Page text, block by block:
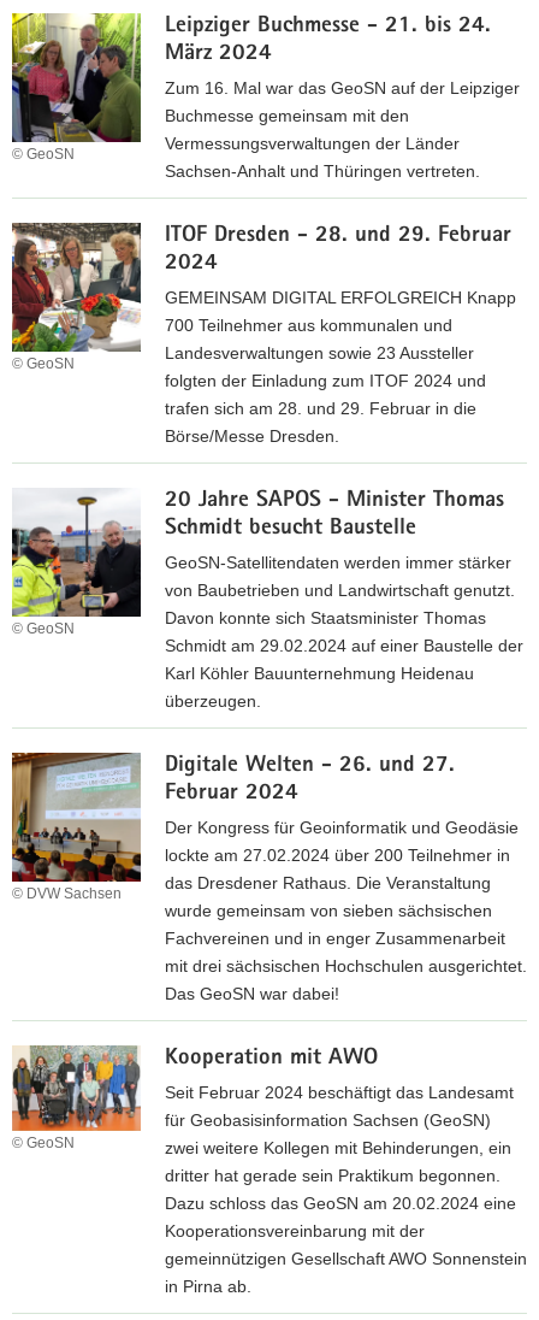
i
n
D
e
d
e
n
g
S
a
c
h
s
C
a
m
2
2
4
e
l
e
a
i
o
n
d
e
r
O
e
r
s
s
c
d
s
H
e
i
m
G
e
o
Leipziger Buchmesse - 21. bis 24.
März 2024
© GeoSN
Zum 16. Mal war das GeoSN auf der Leipziger
Buchmesse gemeinsam mit den
Vermessungsverwaltungen der Länder
Sachsen-Anhalt und Thüringen vertreten.
e
i
p
z
i
B
h
m
e
s
2
4
ITOF Dresden - 28. und 29. Februar
2024
© GeoSN
GEMEINSAM DIGITAL ERFOLGREICH Knapp
700 Teilnehmer aus kommunalen und
Landesverwaltungen sowie 23 Aussteller
folgten der Einladung zum ITOF 2024 und
trafen sich am 28. und 29. Februar in die
Börse/Messe Dresden.
O
F
2
0
20 Jahre SAPOS - Minister Thomas
Schmidt besucht Baustelle
© GeoSN
GeoSN-Satellitendaten werden immer stärker
von Baubetrieben und Landwirtschaft genutzt.
Davon konnte sich Staatsminister Thomas
Schmidt am 29.02.2024 auf einer Baustelle der
Karl Köhler Bauunternehmung Heidenau
überzeugen.
0
h
r
O
S
Digitale Welten - 26. und 27.
Februar 2024
© DVW Sachsen
Der Kongress für Geoinformatik und Geodäsie
lockte am 27.02.2024 über 200 Teilnehmer in
das Dresdener Rathaus. Die Veranstaltung
wurde gemeinsam von sieben sächsischen
Fachvereinen und in enger Zusammenarbeit
mit drei sächsischen Hochschulen ausgerichtet.
Das GeoSN war dabei!
w
w
.
g
c
Kooperation mit AWO
© GeoSN
Seit Februar 2024 beschäftigt das Landesamt
für Geobasisinformation Sachsen (GeoSN)
zwei weitere Kollegen mit Behinderungen, ein
dritter hat gerade sein Praktikum begonnen.
Dazu schloss das GeoSN am 20.02.2024 eine
Kooperationsvereinbarung mit der
gemeinnützigen Gesellschaft AWO Sonnenstein
in Pirna ab.